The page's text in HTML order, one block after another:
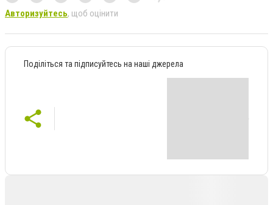
Авторизуйтесь, щоб оцінити
Поділіться та підписуйтесь на наші джерела